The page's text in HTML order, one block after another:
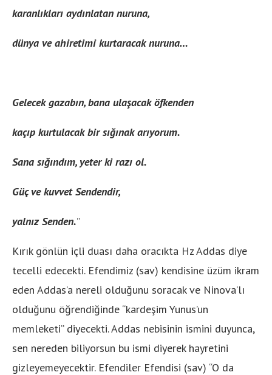
karanlıkları aydınlatan nuruna,
dünya ve ahiretimi kurtaracak nuruna…
Gelecek gazabın, bana ulaşacak öfkenden
kaçıp kurtulacak bir sığınak arıyorum.
Sana sığındım, yeter ki razı ol.
Güç ve kuvvet Sendendir,
yalnız Senden.”
Kırık gönlün içli duası daha oracıkta Hz Addas diye
tecelli edecekti. Efendimiz (sav) kendisine üzüm ikram
eden Addas’a nereli olduğunu soracak ve Ninova’lı
olduğunu öğrendiğinde “kardeşim Yunus’un
memleketi” diyecekti. Addas nebisinin ismini duyunca,
sen nereden biliyorsun bu ismi diyerek hayretini
gizleyemeyecektir. Efendiler Efendisi (sav) “O da